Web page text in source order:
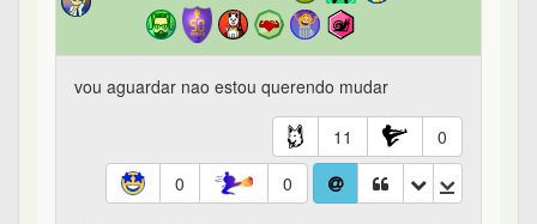
vou aguardar nao estou querendo mudar
11
0
0
0